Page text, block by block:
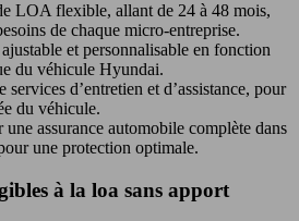
LOA flexible, allant de 24 à 48 mois,
de chaque micro-entreprise.
et personnalisable en fonction
du véhicule Hyundai.
d’entretien et d’assistance, pour
du véhicule.
une assurance automobile complète dans
une protection optimale.
à la loa sans apport